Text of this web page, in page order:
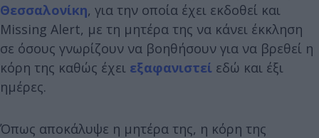
Θεσσαλονίκη, για την οποία έχει εκδοθεί και
Missing Alert, με τη μητέρα της να κάνει έκκληση
σε όσους γνωρίζουν να βοηθήσουν για να βρεθεί η
κόρη της καθώς έχει εξαφανιστεί εδώ και έξι
ημέρες.
Όπως αποκάλυψε η μητέρα της, η κόρη της